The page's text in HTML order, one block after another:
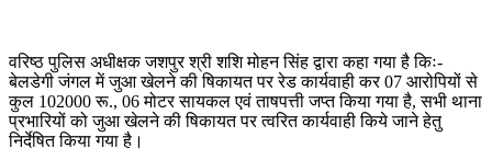
वरिष्ठ पुलिस अधीक्षक जशपुर श्री शशि मोहन सिंह द्वारा कहा गया है किः-
बेलडेगी जंगल में जुआ खेलने की षिकायत पर रेड कार्यवाही कर 07 आरोपियों से
कुल 102000 रू., 06 मोटर सायकल एवं ताषपत्ती जप्त किया गया है, सभी थाना
प्रभारियों को जुआ खेलने की षिकायत पर त्वरित कार्यवाही किये जाने हेतु
निर्देषित किया गया है।